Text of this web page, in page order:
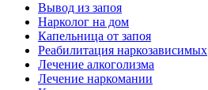
Вывод из запоя
Нарколог на дом
Капельница от запоя
Реабилитация наркозависимых
Лечение алкоголизма
Лечение наркомании